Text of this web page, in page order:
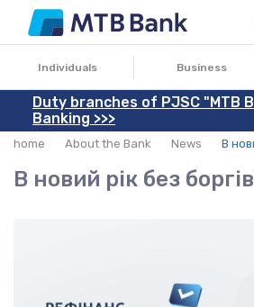
Individuals Business
Duty branches of PJSC "MTB
Banking >>>
home About the Bank News В
В новий рік без